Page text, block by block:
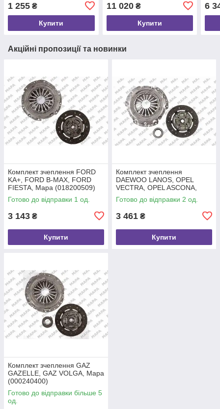
1 255 ₴
Купити
11 020₴
Купити
6
Акційні пропозиції та новинки
Комплект зчеплення FORD
KA+, FORD B-MAX, FORD
FIESTA, Mapa (018200509)
Готово до відправки 1 од.
3 143 ₴
Купити
Комплект зчеплення
DAEWOO LANOS, OPEL
VECTRA, OPEL ASCONA,
Mapa (010200400)
Готово до відправки 2 од.
3 461 ₴
Купити
Комплект зчеплення GAZ
GAZELLE, GAZ VOLGA, Mapa
(000240400)
Готово до відправки більше 5
од.